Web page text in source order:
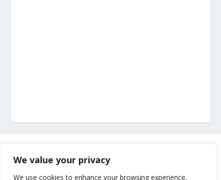
We value your privacy
We use cookies to enhance your browsing experience,
Impressum